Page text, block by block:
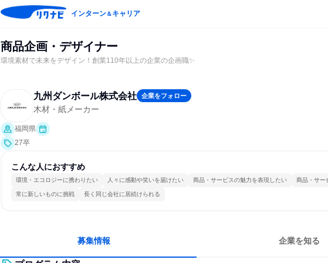
インターン＆キャリア
商品企画・デザイナー
環境素材で未来をデザイン！創業110年以上の企業の企画職✨
九州ダンボール株式会社 企業をフォロー
木材・紙メーカー
福岡県
27卒
こんな人におすすめ
環境・エコロジーに携わりたい 人々に感動や笑いを届けたい 商品・サービスの魅力を表現したい 商品・サー
常に新しいものに挑戦 長く同じ会社に居続けられる
募集情報 企業を知る